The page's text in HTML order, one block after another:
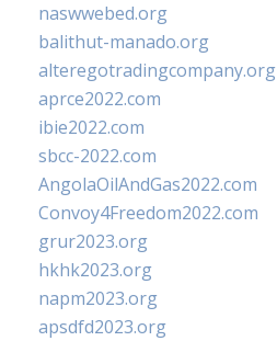
naswwebed.org
balithut-manado.org
alteregotradingcompany.org
aprce2022.com
ibie2022.com
sbcc-2022.com
AngolaOilAndGas2022.com
Convoy4Freedom2022.com
grur2023.org
hkhk2023.org
napm2023.org
apsdfd2023.org